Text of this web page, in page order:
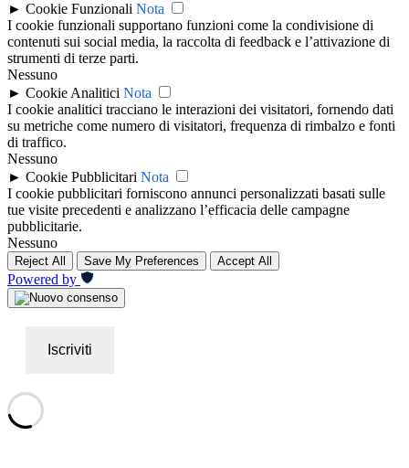
► Cookie Funzionali Nota
I cookie funzionali supportano funzioni come la condivisione di
contenuti sui social media, la raccolta di feedback e l’attivazione di
strumenti di terze parti.
Nessuno
► Cookie Analitici Nota
I cookie analitici tracciano le interazioni dei visitatori, fornendo dati
su metriche come numero di visitatori, frequenza di rimbalzo e fonti
di traffico.
Nessuno
► Cookie Pubblicitari Nota
I cookie pubblicitari forniscono annunci personalizzati basati sulle
tue visite precedenti e analizzano l’efficacia delle campagne
pubblicitarie.
Nessuno
Reject All Save My Preferences Accept All
Powered by
Iscriviti